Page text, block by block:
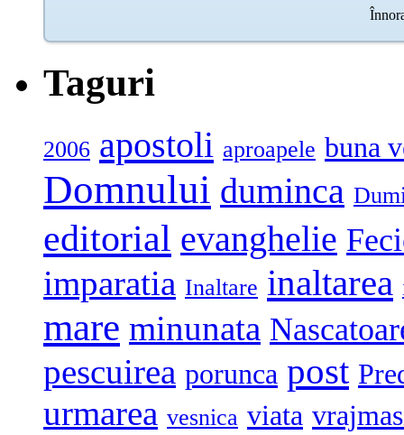
Taguri
2006 apostoli aproapele buna
Domnului duminca
editorial evanghelie
imparatia Inaltare inaltarea
mare minunata
pescuirea porunca post
urmarea vesnica viata